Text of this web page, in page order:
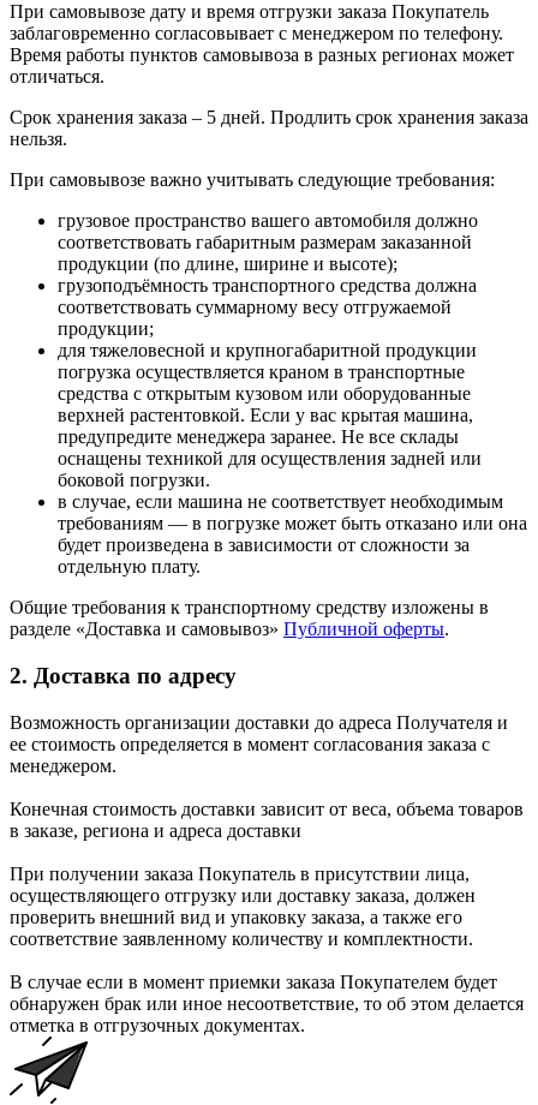
При самовывозе дату и время отгрузки заказа Покупатель
заблаговременно согласовывает с менеджером по телефону.
Время работы пунктов самовывоза в разных регионах может
отличаться.
Срок хранения заказа – 5 дней. Продлить срок хранения заказа
нельзя.
При самовывозе важно учитывать следующие требования:
грузовое пространство вашего автомобиля должно
соответствовать габаритным размерам заказанной
продукции (по длине, ширине и высоте);
грузоподъёмность транспортного средства должна
соответствовать суммарному весу отгружаемой
продукции;
для тяжеловесной и крупногабаритной продукции
погрузка осуществляется краном в транспортные
средства с открытым кузовом или оборудованные
верхней растентовкой. Если у вас крытая машина,
предупредите менеджера заранее. Не все склады
оснащены техникой для осуществления задней или
боковой погрузки.
в случае, если машина не соответствует необходимым
требованиям — в погрузке может быть отказано или она
будет произведена в зависимости от сложности за
отдельную плату.
Общие требования к транспортному средству изложены в
разделе «Доставка и самовывоз» Публичной оферты.
2. Доставка по адресу
Возможность организации доставки до адреса Получателя и
ее стоимость определяется в момент согласования заказа с
менеджером.
Конечная стоимость доставки зависит от веса, объема товаров
в заказе, региона и адреса доставки
При получении заказа Покупатель в присутствии лица,
осуществляющего отгрузку или доставку заказа, должен
проверить внешний вид и упаковку заказа, а также его
соответствие заявленному количеству и комплектности.
В случае если в момент приемки заказа Покупателем будет
обнаружен брак или иное несоответствие, то об этом делается
отметка в отгрузочных документах.